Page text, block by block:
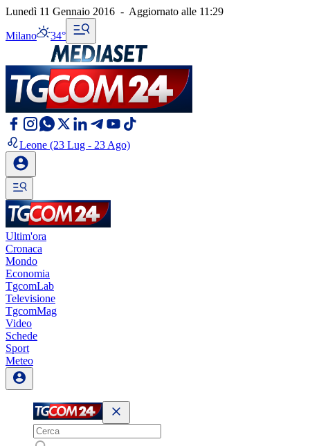
Lunedì 11 Gennaio 2016 - Aggiornato alle 11:29
Milano 34°
Leone (23 Lug - 23 Ago)
Ultim'ora
Cronaca
Mondo
Economia
TgcomLab
Televisione
TgcomMag
Video
Schede
Sport
Meteo